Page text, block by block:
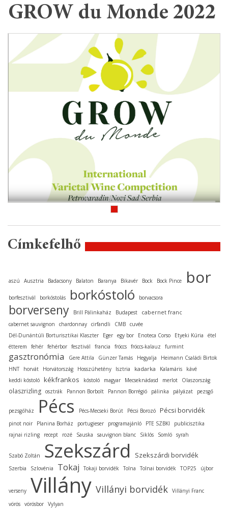
GROW du Monde 2022
Címkefelhő
aszú Ausztria Badacsony Balaton Baranya Bikavér Bock Bock Pince bor
borfesztivál borkóstolás borkóstoló borvacsora
borverseny Brill Pálinkaház Budapest cabernet franc
cabernet sauvignon chardonnay cirfandli CMB cuvée
Dél-Dunántúli Borturisztikai Klaszter
Eger egy bor Enoteca Corso Etyeki Kúria
étel
étterem
fehér fehérbor fesztivál francia fröccs fröccs-kalauz furmint
gasztronómia Gere Attila Günzer Tamás Hegyalja
Heimann Családi Birtok
HNT
horvát Horvátország Hosszúhetény Isztria kadarka Kalamáris
kávé
keddi kóstoló kékfrankos kóstoló magyar Mecseknádasd merlot Olaszország
olaszrizling osztrák Pannon Borbolt Pannon Borrégió pálinka pályázat pezsgő
pezsgőház Pécs Pécs-Mecseki Borút Pécsi Borozó Pécsi borvidék
pinot noir Planina Borház portugieser programajánló PTE SZBKI
publicisztika
rajnai rizling
recept rozé Sauska sauvignon blanc Siklós Somló syrah
Szabó Zoltán Szekszárd Szekszárdi borvidék
Szerbia Szlovénia Tokaj Tokaji borvidék Tolna Tolnai borvidék TOP25 újbor
verseny Villány Villányi borvidék Villányi Franc
vörös vörösbor Vylyan